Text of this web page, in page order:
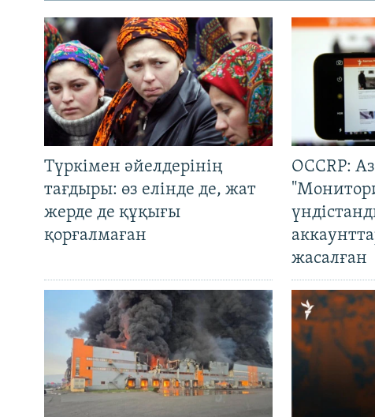
Түркімен әйелдерінің
тағдыры: өз елінде де, жат
жерде де құқығы
қорғалмаған
OCCRP:
жасалған